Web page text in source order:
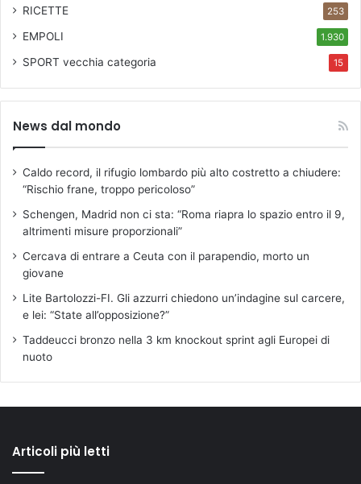
RICETTE 253
EMPOLI 1.930
SPORT vecchia categoria 15
News dal mondo
Caldo record, il rifugio lombardo più alto costretto a chiudere:
“Rischio frane, troppo pericoloso”
Schengen, Madrid non ci sta: “Roma riapra lo spazio entro il 9,
altrimenti misure proporzionali”
Cercava di entrare a Ceuta con il parapendio, morto un
giovane
Lite Bartolozzi-FI. Gli azzurri chiedono un’indagine sul carcere,
e lei: “State all’opposizione?”
Taddeucci bronzo nella 3 km knockout sprint agli Europei di
nuoto
Articoli più letti